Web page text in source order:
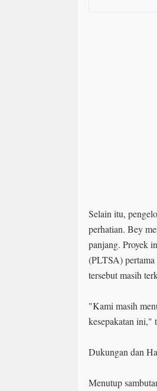
Selain itu,
perhatian. Bey
panjang. Proyek
(PLTSA) pertama
tersebut masih
"Kami masih
kesepakatan ini,"
Dukungan dan
Menutup